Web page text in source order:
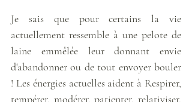
Je sais que pour certains la vie
actuellement ressemble à une pelote de
laine emmêlée leur donnant envie
d'abandonner ou de tout envoyer bouler
! Les énergies actuelles aident à Respirer,
tempérer, modérer, patienter, relativiser,